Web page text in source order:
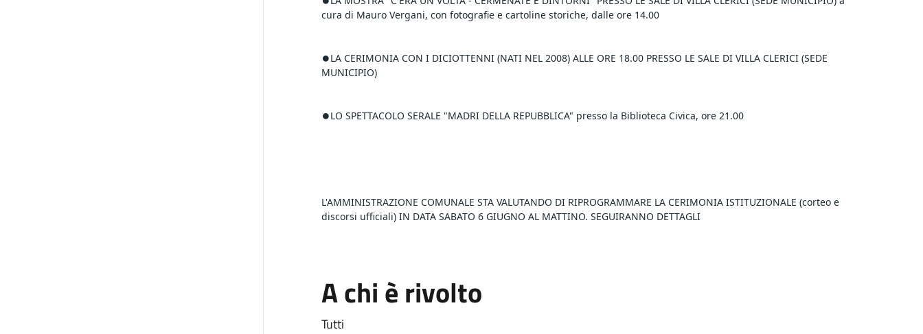
cura di Mauro Vergani, con fotografie e cartoline storiche, dalle ore 14.00
⏺️LA CERIMONIA CON I DICIOTTENNI (NATI NEL 2008) ALLE ORE 18.00 PRESSO LE SALE DI VILLA CLERICI (SEDE
MUNICIPIO)
⏺️LO SPETTACOLO SERALE "MADRI DELLA REPUBBLICA" presso la Biblioteca Civica, ore 21.00
L'AMMINISTRAZIONE COMUNALE STA VALUTANDO DI RIPROGRAMMARE LA CERIMONIA ISTITUZIONALE (corteo e
discorsi ufficiali) IN DATA SABATO 6 GIUGNO AL MATTINO. SEGUIRANNO DETTAGLI
A chi è rivolto
Tutti